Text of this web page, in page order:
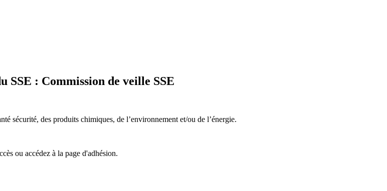
SSE : Commission de veille SSE
sécurité, des produits chimiques, de l’environnement et/ou de l’énergie.
ou accédez à la page d'adhésion.